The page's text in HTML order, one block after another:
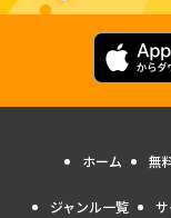
ホーム 無
ジャンル一覧